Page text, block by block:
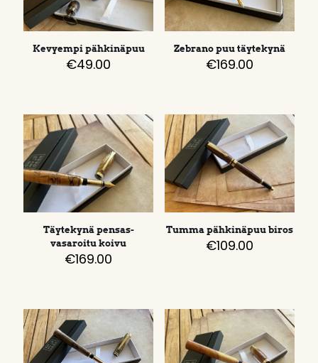
Kevyempi pähkinäpuu
€49.00
Zebrano puu täytekynä
€169.00
Täytekynä pensas-
vasaroitu koivu
€169.00
Tumma pähkinäpuu biros
€109.00